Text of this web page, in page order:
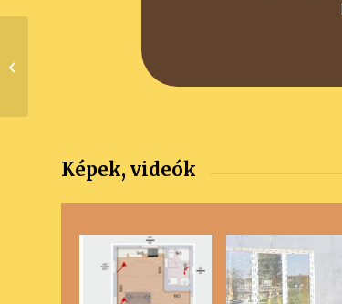
Képek, videók